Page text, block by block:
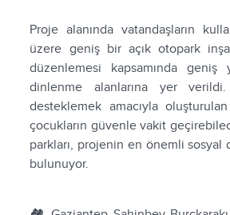
Proje alanında vatandaşların
üzere geniş bir açık otopark
düzenlemesi kapsamında
dinlenme alanlarına yer verildi.
desteklemek amacıyla
çocukların güvenle vakit
parkları, projenin en önemli sosyal
bulunuyor.